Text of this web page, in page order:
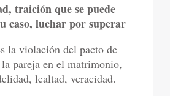
traición que se puede
caso, luchar por superar
la violación del pacto de
pareja en el matrimonio,
lealtad, veracidad.